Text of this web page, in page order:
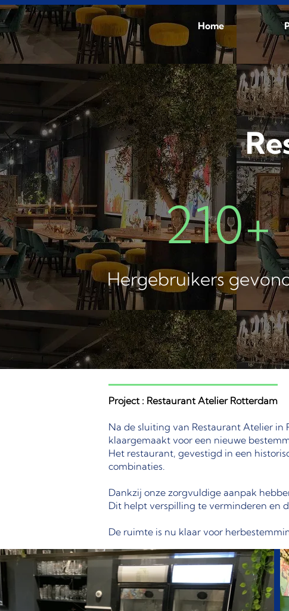
Home
210+
Hergebruikers
Project : Restaurant Atelier Rotterdam
Na de sluiting van Restaurant Atelier
klaargemaakt voor een nieuwe
Het restaurant, gevestigd in een
combinaties.
Dankzij onze zorgvuldige aanpak
Dit helpt verspilling te verminderen en
De ruimte is nu klaar voor